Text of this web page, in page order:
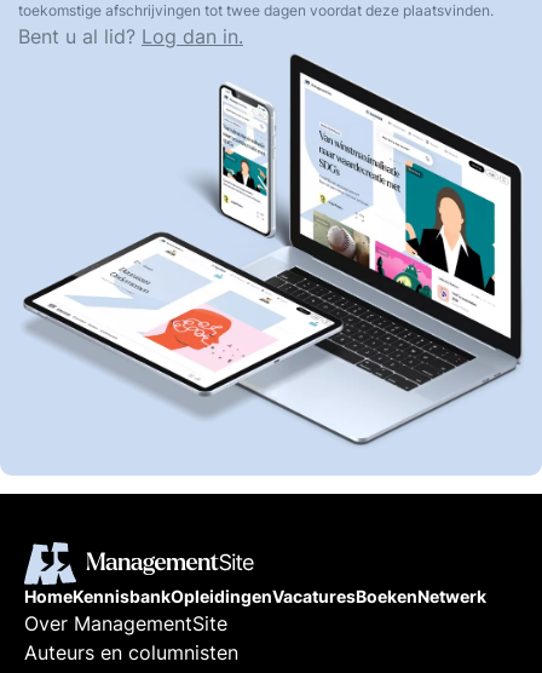
toekomstige afschrijvingen tot twee dagen voordat deze plaatsvinden.
Bent u al lid? Log dan in.
HomeKennisbankOpleidingenVacaturesBoekenNetwerk
Over ManagementSite
Auteurs en columnisten